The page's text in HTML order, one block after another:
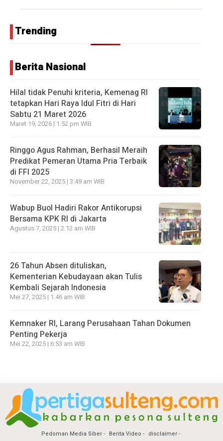
Trending
Berita Nasional
Hilal tidak Penuhi kriteria, Kemenag RI
tetapkan Hari Raya Idul Fitri di Hari
Sabtu 21 Maret 2026
Maret 19, 2026 | 1:52 pm WIB
Ringgo Agus Rahman, Berhasil Meraih
Predikat Pemeran Utama Pria Terbaik
di FFI 2025
November 22, 2025 | 3:49 am WIB
Wabup Buol Hadiri Rakor Antikorupsi
Bersama KPK RI di Jakarta
Agustus 7, 2025 | 2:12 am WIB
26 Tahun Absen dituliskan,
Kementerian Kebudayaan akan Tulis
Kembali Sejarah Indonesia
Mei 27, 2025 | 1:46 am WIB
Kemnaker RI, Larang Perusahaan Tahan Dokumen
Penting Pekerja
Mei 22, 2025 | 6:53 am WIB
Pedoman Media Siber Berita Video
disclaimer